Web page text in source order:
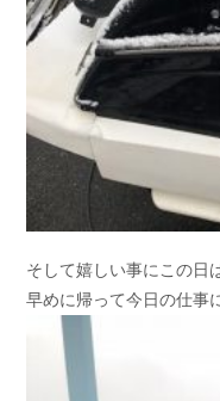
そして嬉しい事にこの日
早めに帰って今日の仕事